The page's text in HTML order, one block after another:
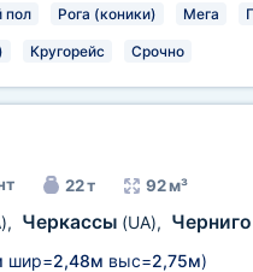
пол Рога (коники) Мега
Кругорейс Срочно
22 т 92 м³
, Черкассы (UA),
шир=2,48м выс=2,75м)